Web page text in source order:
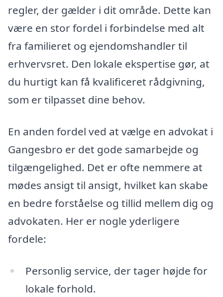
regler, der gælder i dit område. Dette kan
være en stor fordel i forbindelse med alt
fra familieret og ejendomshandler til
erhvervsret. Den lokale ekspertise gør, at
du hurtigt kan få kvalificeret rådgivning,
som er tilpasset dine behov.
En anden fordel ved at vælge en advokat i
Gangesbro er det gode samarbejde og
tilgængelighed. Det er ofte nemmere at
mødes ansigt til ansigt, hvilket kan skabe
en bedre forståelse og tillid mellem dig og
advokaten. Her er nogle yderligere
fordele:
Personlig service, der tager højde for
lokale forhold.